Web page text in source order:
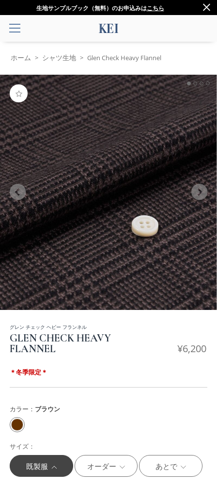
生地サンプルブック（無料）のお申込みはこちら
ホーム > シャツ生地 > Glen Check Heavy Flannel
グレン チェック ヘビー フランネル
GLEN CHECK HEAVY
FLANNEL
¥6,200
＊冬季限定＊
カラー： ブラウン
サイズ：
既製服 オーダー あとで